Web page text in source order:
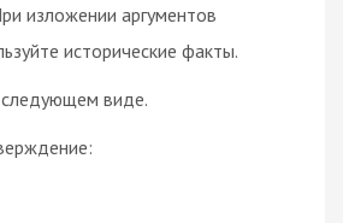
изложении аргументов
исторические факты.
виде.